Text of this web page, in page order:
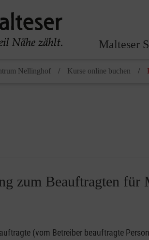
Malteser
Nellinghof Kurse online buchen
zum Beauftragten
(vom Betreiber beauftragte